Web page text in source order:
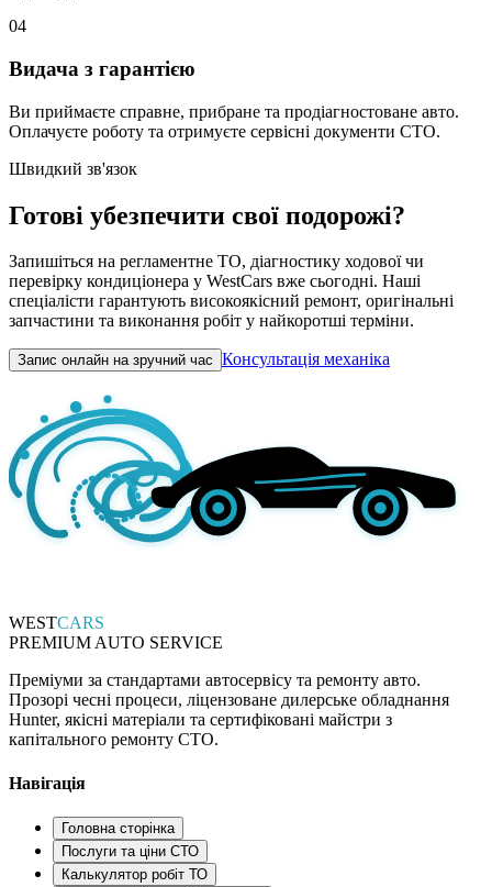
04
Видача з гарантією
Ви приймаєте справне, прибране та продіагностоване авто.
Оплачуєте роботу та отримуєте сервісні документи СТО.
Швидкий зв'язок
Готові убезпечити свої подорожі?
Запишіться на регламентне ТО, діагностику ходової чи
перевірку кондиціонера у WestCars вже сьогодні. Наші
спеціалісти гарантують високоякісний ремонт, оригінальні
запчастини та виконання робіт у найкоротші терміни.
Запис онлайн на зручний час Консультація механіка
WESTCARS
PREMIUM AUTO SERVICE
Преміуми за стандартами автосервісу та ремонту авто.
Прозорі чесні процеси, ліцензоване дилерське обладнання
Hunter, якісні матеріали та сертифіковані майстри з
капітального ремонту СТО.
Навігація
Головна сторінка
Послуги та ціни СТО
Калькулятор робіт ТО